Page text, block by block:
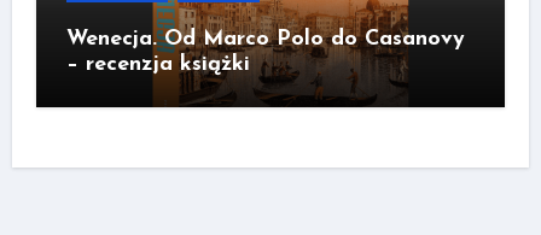
Wenecja. Od Marco Polo do Casanovy
– recenzja książki